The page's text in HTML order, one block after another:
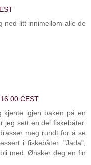
ned litt innimellom alle de
CEST
kjente igjen baken på en
jeg sett en del fiskebåter.
meg rundt for å se
i fiskebåter. "Jada",
med. Ønsker deg en fin